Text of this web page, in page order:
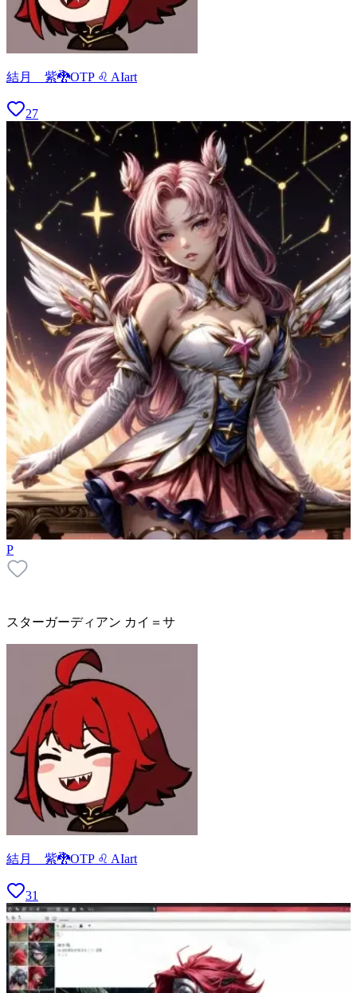
結月 紫🐉OTP ♌ AIart
27
P
スターガーディアン カイ＝サ
結月 紫🐉OTP ♌ AIart
31